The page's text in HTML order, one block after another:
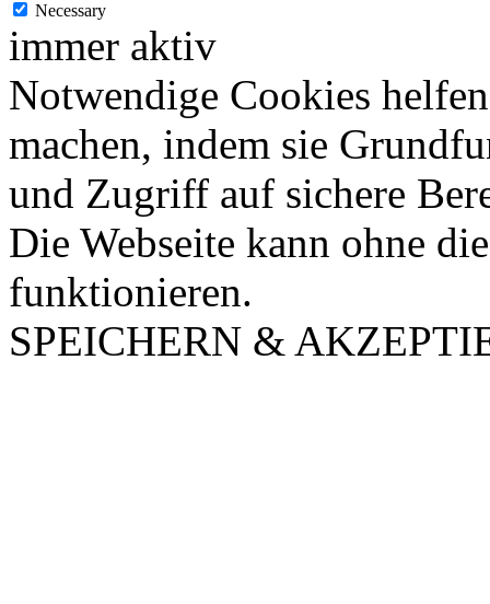
Necessary
immer aktiv
Notwendige Cookies
machen, indem sie
und Zugriff auf sichere
Die Webseite kann ohne
funktionieren.
SPEICHERN &